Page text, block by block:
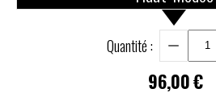
Quantité :
96,00€